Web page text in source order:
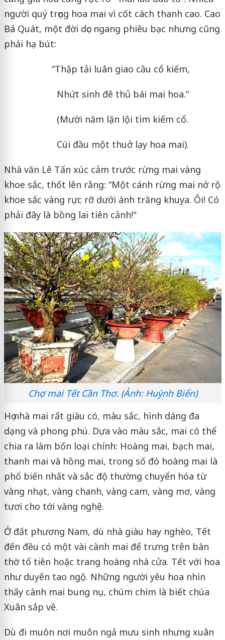
người quý trọng hoa mai vì cốt cách thanh cao. Cao
Bá Quát, một đời dọc ngang phiêu bạc nhưng cũng
phải hạ bút:
“Thập tải luân giao cầu cổ kiếm,
Nhứt sinh đê thủ bái mai hoa.”
(Mười năm lặn lội tìm kiếm cổ.
Cúi đầu một thuở lạy hoa mai).
Nhà văn Lê Tấn xúc cảm trước rừng mai vàng
khoe sắc, thốt lên rằng: “Một cánh rừng mai nở rộ
khoe sắc vàng rực rỡ dưới ánh trăng khuya. Ôi! Có
phải đây là bồng lai tiên cảnh!"
Chợ mai Tết Cần Thơ. (Ảnh: Huỳnh Biển)
Họ nhà mai rất giàu có, màu sắc, hình dáng đa
dạng và phong phú. Dựa vào màu sắc, mai có thể
chia ra làm bốn loại chính: Hoàng mai, bạch mai,
thanh mai và hồng mai, trong số đó hoàng mai là
phổ biến nhất và sắc độ thường chuyển hóa từ
vàng nhạt, vàng chanh, vàng cam, vàng mơ, vàng
tươi cho tới vàng nghệ.
Ở đất phương Nam, dù nhà giàu hay nghèo, Tết
đến đều có một vài cành mai để trưng trên bàn
thờ tổ tiên hoặc trang hoàng nhà cửa. Tết với hoa
như duyên tao ngộ. Những người yêu hoa nhìn
thấy cành mai bung nụ, chúm chím là biết chúa
Xuân sắp về.
Dù đi muôn nơi muôn ngả mưu sinh nhưng xuân